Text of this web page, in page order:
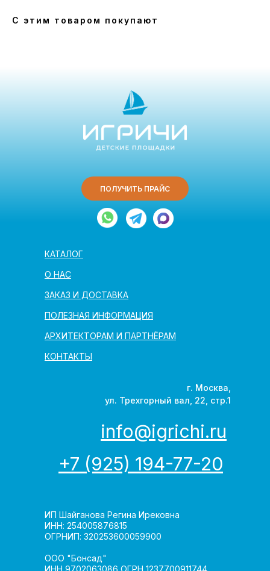
С этим товаром покупают
АРХИТЕКТОРАМ И ПАРТНЁРАМ
КОНТАКТЫ
ПОЛЕЗНАЯ ИНФОРМАЦИЯ
ЗАКАЗ И ДОСТАВКА
О НАС
КАТАЛОГ
г. Москва,
ул. Трехгорный вал, 22, стр.1
ПОЛУЧИТЬ ПРАЙС
ИП Шайганова Регина Ирековна
ИНН: 254005876815
ОГРНИП: 320253600059900
ООО "Бонсад"
ИНН 9702063086 ОГРН 1237700911744
+7 (925) 194-77-20
info@igrichi.ru